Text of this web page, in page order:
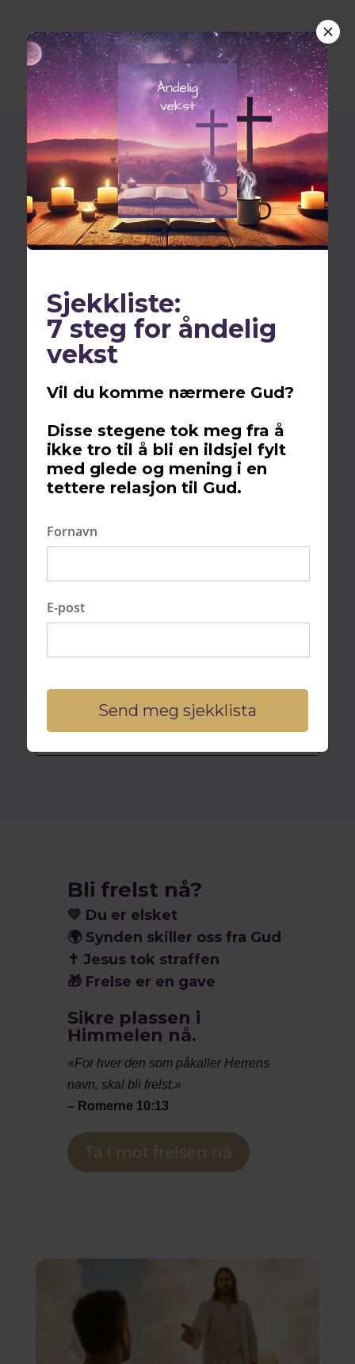
Healing i Norge med Jesus
Innhold
Bli frelst nå?
Troens rolle i helbredelsesprosessen
støtte
Fellesskapets betydning for helbredelse i
Norge
Fremtiden for helbredelse i Norge med
Jesus
FAQs
Bli frelst nå?
💛 Du er elsket
🌍 Synden skiller oss fra Gud
✝️ Jesus tok straffen
🎁 Frelse er en gave
Sikre plassen i
Himmelen nå.
«For hver den som påkaller Herrens
navn, skal bli frelst.»
– Romerne 10:13
Ta i mot frelsen nå
Sjekkliste:
7 steg for åndelig
vekst
Vil du komme nærmere Gud?
Disse stegene tok meg fra å
ikke tro til å bli en ildsjel fylt
med glede og mening i en
tettere relasjon til Gud.
Fornavn
E-post
Send meg sjekklista